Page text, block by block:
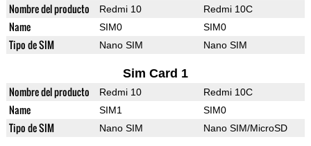
Nombre del producto Redmi 10 Redmi 10C
Name SIM0 SIM0
Tipo de SIM Nano SIM Nano SIM
Sim Card 1
Nombre del producto Redmi 10 Redmi 10C
Name SIM1 SIM0
Tipo de SIM Nano SIM Nano SIM/MicroSD